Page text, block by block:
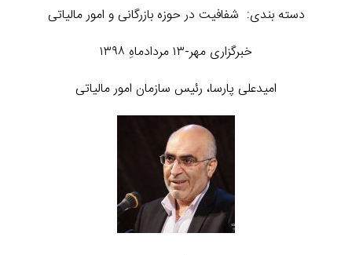
دسته بندی: شفافیت در حوزه بازرگانی و امور مالیاتی
خبرگزاری مهر-۱۳ مردادماهِ ۱۳۹۸
امیدعلی پارسا، رئیس سازمان امور مالیاتی